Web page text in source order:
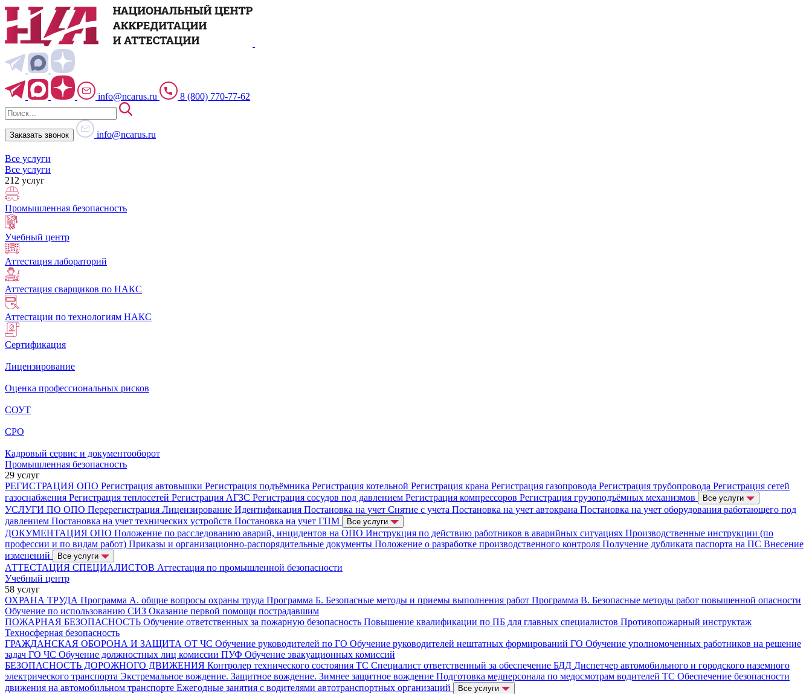
info@ncarus.ru 8 (800) 770-77-62
Заказать звонок info@ncarus.ru
Все услуги
Все услуги
212 услуг
Промышленная безопасность
Учебный центр
Аттестация лабораторий
Аттестация сварщиков по НАКС
Аттестации по технологиям НАКС
Сертификация
Лицензирование
Оценка профессиональных рисков
СОУТ
СРО
Кадровый сервис и документооборот
Промышленная безопасность
29 услуг
РЕГИСТРАЦИЯ ОПО Регистрация автовышки Регистрация подъёмника Регистрация котельной Регистрация крана Регистрация газопровода Регистрация трубопровода Регистрация сетей
газоснабжения Регистрация теплосетей Регистрация АГЗС Регистрация сосудов под давлением Регистрация компрессоров Регистрация грузоподъёмных механизмов Все услуги
УСЛУГИ ПО ОПО Перерегистрация Лицензирование Идентификация Постановка на учет Снятие с учета Постановка на учет автокрана Постановка на учет оборудования работающего под
давлением Постановка на учет технических устройств Постановка на учет ГПМ Все услуги
ДОКУМЕНТАЦИЯ ОПО Положение по расследованию аварий, инцидентов на ОПО Инструкция по действию работников в аварийных ситуациях Производственные инструкции (по
профессии и по видам работ) Приказы и организационно-распорядительные документы Положение о разработке производственного контроля Получение дубликата паспорта на ПС Внесение
изменений
Все услуги
АТТЕСТАЦИЯ СПЕЦИАЛИСТОВ Аттестация по промышленной безопасности
Учебный центр
58 услуг
ОХРАНА ТРУДА Программа А. общие вопросы охраны труда Программа Б. Безопасные методы и приемы выполнения работ Программа В. Безопасные методы работ повышенной опасности
Обучение по использованию СИЗ Оказание первой помощи пострадавшим
ПОЖАРНАЯ БЕЗОПАСНОСТЬ Обучение ответственных за пожарную безопасность Повышение квалификации по ПБ для главных специалистов Противопожарный инструктаж
Техносферная безопасность
ГРАЖДАНСКАЯ ОБОРОНА И ЗАЩИТА ОТ ЧС Обучение руководителей по ГО Обучение руководителей нештатных формирований ГО Обучение уполномоченных работников на решение
задач ГО ЧС Обучение должностных лиц комиссии ПУФ Обучение эвакуационных комиссий
БЕЗОПАСНОСТЬ ДОРОЖНОГО ДВИЖЕНИЯ Контролер технического состояния ТС Специалист ответственный за обеспечение БДД Диспетчер автомобильного и городского наземного
электрического транспорта Экстремальное вождение. Защитное вождение. Зимнее защитное вождение Подготовка медперсонала по медосмотрам водителей ТС Обеспечение безопасности
движения на автомобильном транспорте Ежегодные занятия с водителями автотранспортных организаций Все услуги